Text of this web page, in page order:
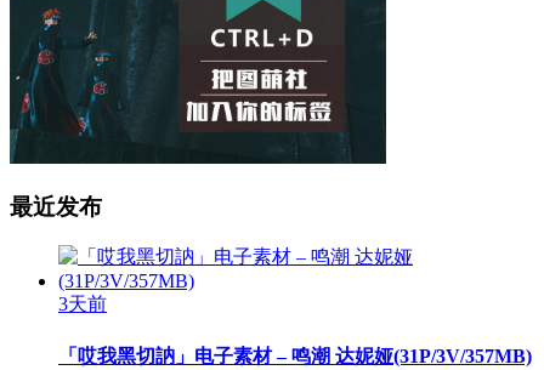
最近发布
3天前
「哎我黑切訥」电子素材 – 鸣潮 达妮娅(31P/3V/357MB)